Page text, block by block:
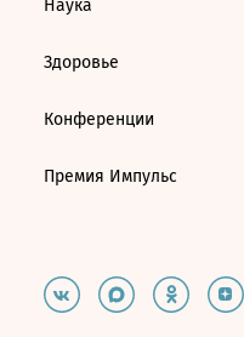
Наука
Здоровье
Конференции
Премия Импульс